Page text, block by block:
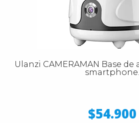
Ulanzi CAMERAMAN Base
smartphone.
$54.900